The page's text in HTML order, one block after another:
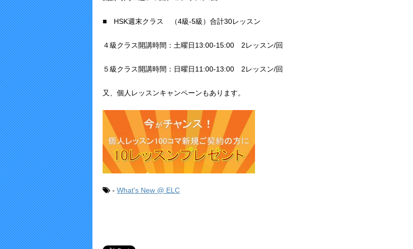
■ HSK週末クラス （4級-5級）合計30レッスン
４級クラス開講時間：土曜日13:00-15:00 2レッスン/回
５級クラス開講時間：日曜日11:00-13:00 2レッスン/回
又、個人レッスンキャンペーンもあります。
- What's New @ ELC